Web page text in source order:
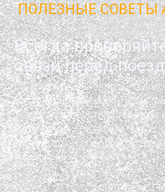
ПОЛЕЗНЫЕ СОВЕТЫ
Всегда
связи перед
В районе Энколово
мобильной связью. Перед
телефон полностью заряжен
экстренной ситуации это
эвакуатор и сообщить
геолокацию